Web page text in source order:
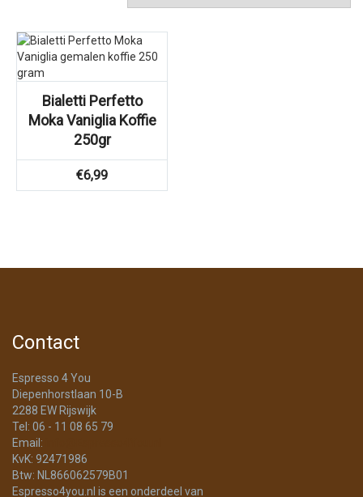
Bialetti Perfetto
Moka Vaniglia Koffie
250gr
€6,99
Contact
Espresso 4 You
Diepenhorstlaan 10-B
2288 EW Rijswijk
Tel: 06 - 11 08 65 79
Email:
KvK: 92471986
Btw: NL866062579B01
Espresso4you.nl is een onderdeel van